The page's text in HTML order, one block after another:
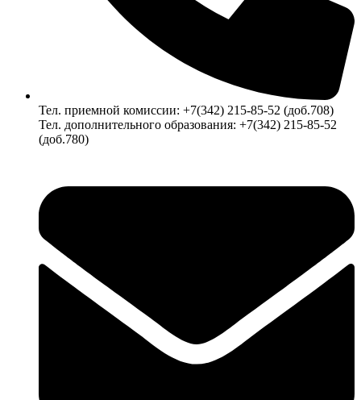
Тел. приемной комиссии: +7(342) 215-85-52 (доб.708)
Тел. дополнительного образования: +7(342) 215-85-52
(доб.780)